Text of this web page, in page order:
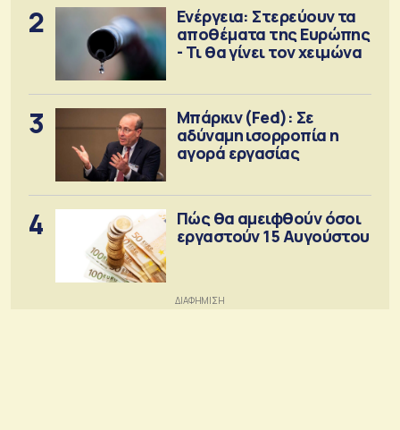
2
Ενέργεια: Στερεύουν τα
αποθέματα της Ευρώπης
- Τι θα γίνει τον χειμώνα
3
Μπάρκιν (Fed): Σε
αδύναμη ισορροπία η
αγορά εργασίας
4
Πώς θα αμειφθούν όσοι
εργαστούν 15 Αυγούστου